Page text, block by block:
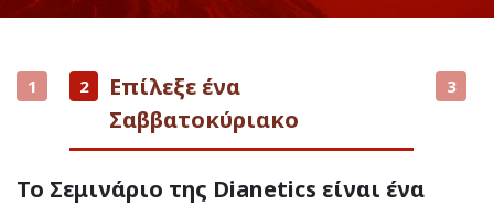
1 2
Επίλεξε ένα
Σαββατοκύριακο
3
Το Σεμινάριο της Dianetics είναι ένα